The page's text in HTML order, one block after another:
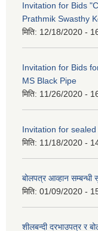
Invitation for Bids
Prathmik Swasthy
मिति: 12/18/2020 -
Invitation for Bids
MS Black Pipe
मिति: 11/26/2020 -
Invitation for
मिति: 11/18/2020 -
बोलपत्र आव्हान सम्बन्धी
मिति: 01/09/2020 -
शीलबन्दी दरभाउपत्र र